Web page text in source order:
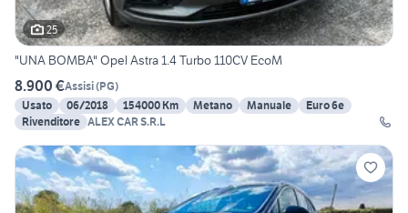
25
"UNA BOMBA" Opel Astra 1.4 Turbo 110CV EcoM
8.900 €Assisi(PG)
Usato
06/2018 154000 Km Metano Manuale
Euro 6e
Rivenditore
ALEX CAR S.R.L